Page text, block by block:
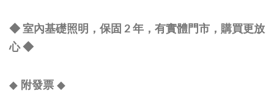
◆ 室內基礎照明，保固 2 年，有實體門市，購買更放
心◆
◆ 附發票◆